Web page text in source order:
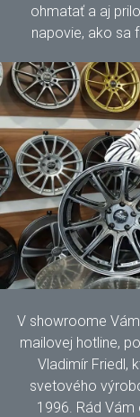
ohmatať a aj
napovie, ako sa
V showroome
mailovej hotline,
Vladimír Friedl,
svetového
1996. Rád Vám